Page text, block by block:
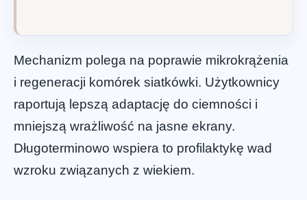
Mechanizm polega na poprawie mikrokrążenia
i regeneracji komórek siatkówki. Użytkownicy
raportują lepszą adaptację do ciemności i
mniejszą wrażliwość na jasne ekrany.
Długoterminowo wspiera to profilaktykę wad
wzroku związanych z wiekiem.